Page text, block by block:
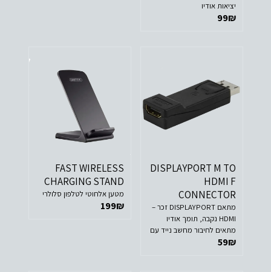
יציאות אודיו
99₪
DISPLAYPORT M TO
HDMI F
CONNECTOR
מתאם DISPLAYPORT זכר –
HDMI נקבה, תומך אודיו
מתאים לחיבור מחשב נייד עם
59₪
FAST WIRELESS
CHARGING STAND
מטען אלחוטי לטלפון סלולרי
199₪